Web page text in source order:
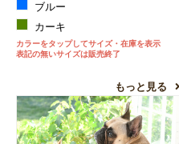
ブルー
カーキ
カラーをタップしてサイズ・在庫を表示
表記の無いサイズは販売終了
もっと見る